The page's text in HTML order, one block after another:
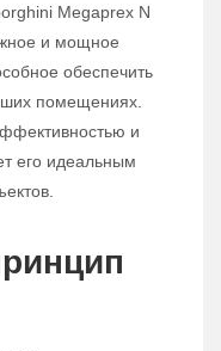
Megaprex N
и мощное
обеспечить
помещениях.
и
его идеальным